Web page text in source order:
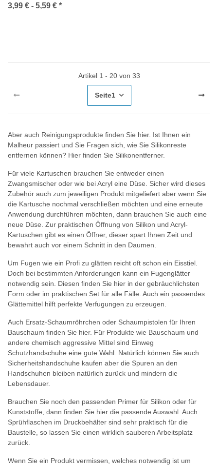
3,99 € - 5,59 € *
Artikel 1 - 20 von 33
Seite1
Aber auch Reinigungsprodukte finden Sie hier. Ist Ihnen ein
Malheur passiert und Sie Fragen sich, wie Sie Silikonreste
entfernen können? Hier finden Sie Silikonentferner.
Für viele Kartuschen brauchen Sie entweder einen
Zwangsmischer oder wie bei Acryl eine Düse. Sicher wird dieses
Zubehör auch zum jeweiligen Produkt mitgeliefert aber wenn Sie
die Kartusche nochmal verschließen möchten und eine erneute
Anwendung durchführen möchten, dann brauchen Sie auch eine
neue Düse. Zur praktischen Öffnung von Silikon und Acryl-
Kartuschen gibt es einen Öffner, dieser spart Ihnen Zeit und
bewahrt auch vor einem Schnitt in den Daumen.
Um Fugen wie ein Profi zu glätten reicht oft schon ein Eisstiel.
Doch bei bestimmten Anforderungen kann ein Fugenglätter
notwendig sein. Diesen finden Sie hier in der gebräuchlichsten
Form oder im praktischen Set für alle Fälle. Auch ein passendes
Glättemittel hilft perfekte Verfugungen zu erzeugen.
Auch Ersatz-Schaumröhrchen oder Schaumpistolen für Ihren
Bauschaum finden Sie hier. Für Produkte wie Bauschaum und
andere chemisch aggressive Mittel sind Einweg
Schutzhandschuhe eine gute Wahl. Natürlich können Sie auch
Sicherheitshandschuhe kaufen aber die Spuren an den
Handschuhen bleiben natürlich zurück und mindern die
Lebensdauer.
Brauchen Sie noch den passenden Primer für Silikon oder für
Kunststoffe, dann finden Sie hier die passende Auswahl. Auch
Sprühflaschen im Druckbehälter sind sehr praktisch für die
Baustelle, so lassen Sie einen wirklich sauberen Arbeitsplatz
zurück.
Wenn Sie ein Produkt vermissen, welches notwendig ist um